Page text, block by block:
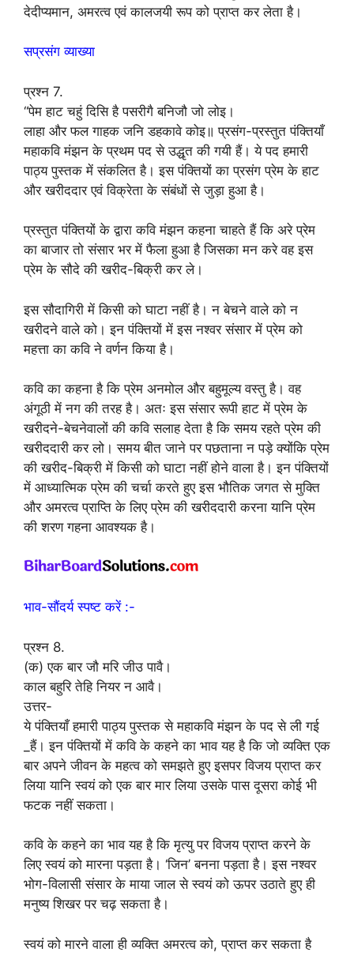
देदीप्यमान, अमरत्व एवं कालजयी रूप को प्राप्त कर लेता है।
सप्रसंग व्याख्या
प्रश्न 7.
“पेम हाट चहुं दिसि है पसरीगै बनिजौ जो लोइ।
लाहा और फल गाहक जनि डहकावे कोइ॥ प्रसंग-प्रस्तुत पंक्तियाँ
महाकवि मंझन के प्रथम पद से उद्धृत की गयी हैं। ये पद हमारी
पाठ्य पुस्तक में संकलित है। इस पंक्तियों का प्रसंग प्रेम के हाट
और खरीददार एवं विक्रेता के संबंधों से जुड़ा हुआ है।
प्रस्तुत पंक्तियों के द्वारा कवि मंझन कहना चाहते हैं कि अरे प्रेम
का बाजार तो संसार भर में फैला हुआ है जिसका मन करे वह इस
प्रेम के सौदे की खरीद-बिक्री कर ले।
इस सौदागिरी में किसी को घाटा नहीं है। न बेचने वाले को न
खरीदने वाले को। इन पंक्तियों में इस नश्वर संसार में प्रेम को
महत्ता का कवि ने वर्णन किया है।
कवि का कहना है कि प्रेम अनमोल और बहुमूल्य वस्तु है। वह
अंगूठी में नग की तरह है। अतः इस संसार रूपी हाट में प्रेम के
खरीदने-बेचनेवालों की कवि सलाह देता है कि समय रहते प्रेम की
खरीददारी कर लो। समय बीत जाने पर पछताना न पड़े क्योंकि प्रेम
की खरीद-बिक्री में किसी को घाटा नहीं होने वाला है। इन पंक्तियों
में आध्यात्मिक प्रेम की चर्चा करते हुए इस भौतिक जगत से मुक्ति
और अमरत्व प्राप्ति के लिए प्रेम की खरीददारी करना यानि प्रेम
की शरण गहना आवश्यक है।
भाव-सौंदर्य स्पष्ट करें :-
प्रश्न 8.
(क) एक बार जौ मरि जीउ पावै।
काल बहुरि तेहि नियर न आवै।
उत्तर-
ये पंक्तियाँ हमारी पाठ्य पुस्तक से महाकवि मंझन के पद से ली गई
_हैं। इन पंक्तियों में कवि के कहने का भाव यह है कि जो व्यक्ति एक
बार अपने जीवन के महत्व को समझते हुए इसपर विजय प्राप्त कर
लिया यानि स्वयं को एक बार मार लिया उसके पास दूसरा कोई भी
फटक नहीं सकता।
कवि के कहने का भाव यह है कि मृत्यु पर विजय प्राप्त करने के
लिए स्वयं को मारना पड़ता है। ‘जिन’ बनना पड़ता है। इस नश्वर
भोग-विलासी संसार के माया जाल से स्वयं को ऊपर उठाते हुए ही
मनुष्य शिखर पर चढ़ सकता है।
स्वयं को मारने वाला ही व्यक्ति अमरत्व को, प्राप्त कर सकता है